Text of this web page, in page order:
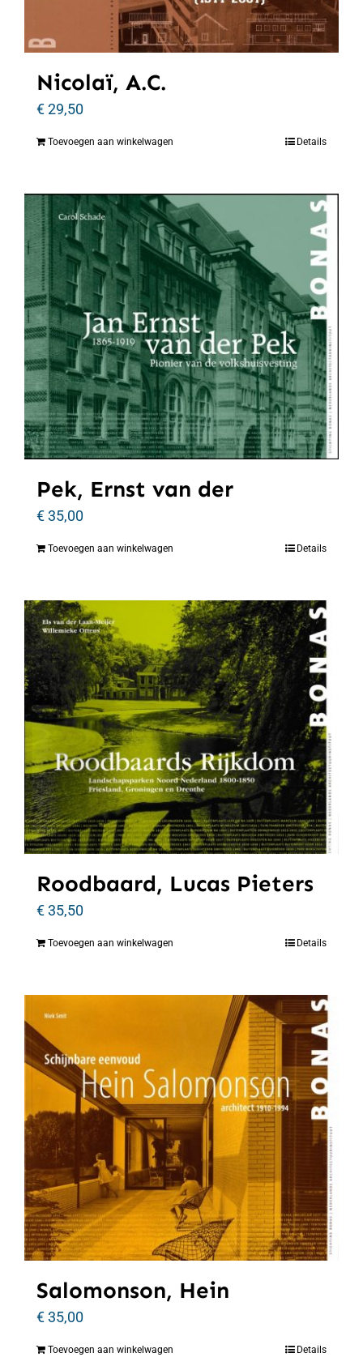
Nicolaï, A.C.
€29,50
Toevoegen aan winkelwagen Details
Pek, Ernst van der
€35,00
Toevoegen aan winkelwagen Details
Roodbaard, Lucas Pieters
€35,50
Toevoegen aan winkelwagen Details
Salomonson, Hein
€35,00
Toevoegen aan winkelwagen Details